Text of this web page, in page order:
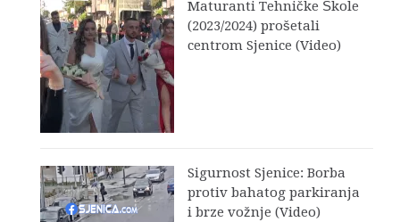
Maturanti Tehničke Škole
(2023/2024) prošetali
centrom Sjenice (Video)
Sigurnost Sjenice: Borba
protiv bahatog parkiranja
i brze vožnje (Video)